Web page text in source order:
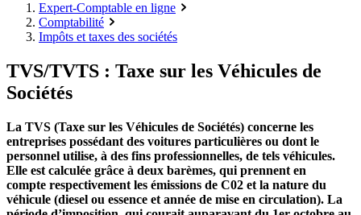
Expert-Comptable en ligne
Comptabilité
Impôts et taxes des sociétés
TVS/TVTS : Taxe sur les Véhicules de
Sociétés
La TVS (Taxe sur les Véhicules de Sociétés) concerne les
entreprises possédant des voitures particulières ou dont le
personnel utilise, à des fins professionnelles, de tels véhicules.
Elle est calculée grâce à deux barèmes, qui prennent en
compte respectivement les émissions de C02 et la nature du
véhicule (diesel ou essence et année de mise en circulation). La